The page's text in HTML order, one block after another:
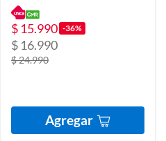
$ 15.990 -36%
$ 16.990
$ 24.990
Agregar